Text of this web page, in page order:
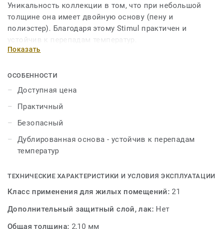
Уникальность коллекции в том, что при небольшой
толщине она имеет двойную основу (пену и
полиэстер). Благодаря этому Stimul практичен и
устойчив к перепадам температур.
Показать
ОСОБЕННОСТИ
Доступная цена
Практичный
Безопасный
Дублированная основа - устойчив к перепадам
температур
ТЕХНИЧЕСКИЕ ХАРАКТЕРИСТИКИ И УСЛОВИЯ ЭКСПЛУАТАЦИИ
Класс применения для жилых помещений:21
Дополнительный защитный слой, лак: Нет
Общая толщина: 2,10 мм